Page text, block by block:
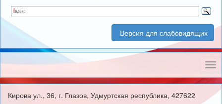
Версия для слабовидящих
Кирова ул., 36, г. Глазов, Удмуртская республика, 427622